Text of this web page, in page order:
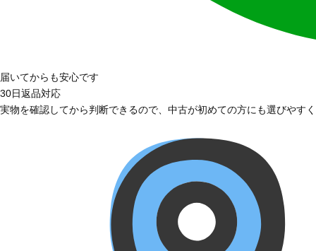
届いてからも安心です
30日返品対応
実物を確認してから判断できるので、中古が初めての方にも選びやす